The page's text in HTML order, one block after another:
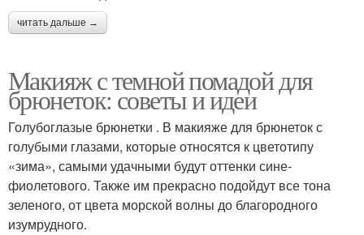
читать дальше →
Макияж с темной помадой для
брюнеток: советы и идеи
Голубоглазые брюнетки . В макияже для брюнеток с
голубыми глазами, которые относятся к цветотипу
«зима», самыми удачными будут оттенки сине-
фиолетового. Также им прекрасно подойдут все тона
зеленого, от цвета морской волны до благородного
изумрудного.